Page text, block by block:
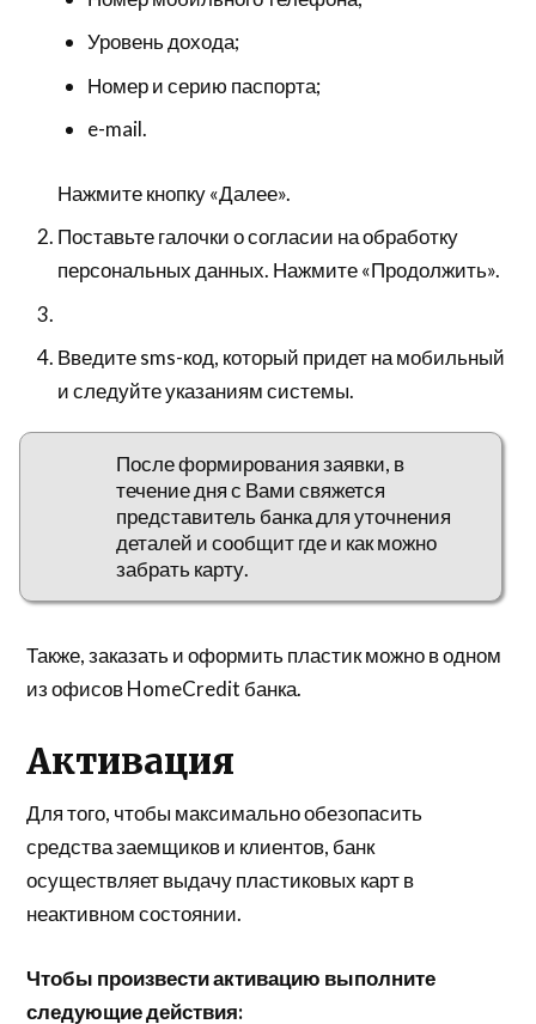
Уровень дохода;
Номер и серию паспорта;
e-mail.
Нажмите кнопку «Далее».
Поставьте галочки о согласии на обработку
персональных данных. Нажмите «Продолжить».
Введите sms-код, который придет на мобильный
и следуйте указаниям системы.
После формирования заявки, в
течение дня с Вами свяжется
представитель банка для уточнения
деталей и сообщит где и как можно
забрать карту.
Также, заказать и оформить пластик можно в одном
из офисов HomeCredit банка.
Активация
Для того, чтобы максимально обезопасить
средства заемщиков и клиентов, банк
осуществляет выдачу пластиковых карт в
неактивном состоянии.
Чтобы произвести активацию выполните
следующие действия: